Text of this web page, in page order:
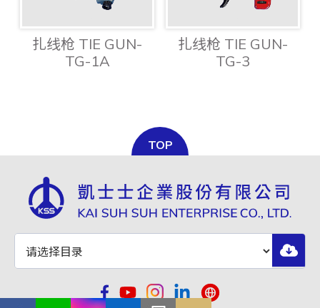
扎线枪 TIE GUN-
TG-1A
扎线枪 TIE GUN-
TG-3
TOP